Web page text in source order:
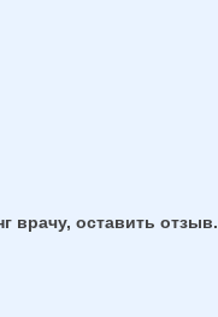
врачу, оставить отзыв.